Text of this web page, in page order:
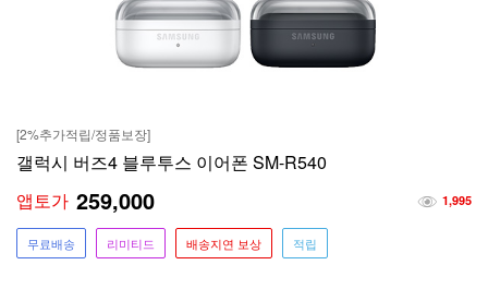
[2%추가적립/정품보장]
갤럭시 버즈4 블루투스 이어폰 SM-R540
1,995
앱토가 259,000
무료배송 리미티드 배송지연 보상 적립